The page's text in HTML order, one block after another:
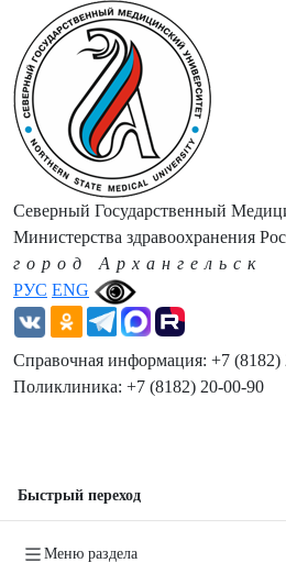
РУС ENG
Северный Государственный
Министерства здравоохранения
город Архангельск
Справочная информация: +7 (8182)
Поликлиника: +7 (8182) 20-00-90
Быстрый переход
Меню раздела